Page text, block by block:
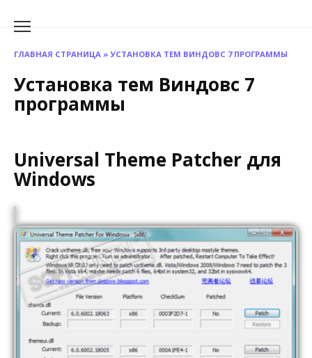
ГЛАВНАЯ СТРАНИЦА » УСТАНОВКА ТЕМ ВИНДОВС 7 ПРОГРАММЫ
Установка тем Виндовс 7
программы
Universal Theme Patcher для
Windows